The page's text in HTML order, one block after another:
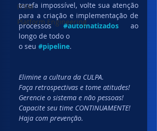
ITSM
Platform Engineering
tarefa impossível, volte sua atenção
para a criação e implementação de
processos #automatizados
ao
longo de todo o
o seu #pipeline.
Elimine a cultura da CULPA.
Faça retrospectivas e tome atitudes!
Gerencie o sistema e não pessoas!
Capacite seu time CONTINUAMENTE!
Haja com prevenção.